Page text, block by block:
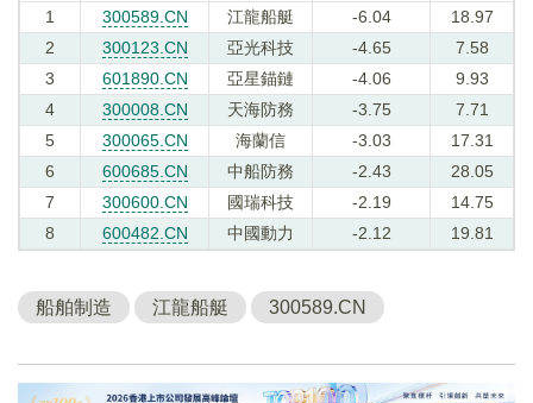
1
300589.CN 江龍船艇 -6.04
18.97
2
300123.CN 亞光科技 -4.65
7.58
3
601890.CN 亞星錨鏈 -4.06
9.93
4
300008.CN 天海防務 -3.75
7.71
5
300065.CN 海蘭信 -3.03
17.31
6
600685.CN 中船防務 -2.43
28.05
7
300600.CN 國瑞科技 -2.19
14.75
8
600482.CN 中國動力 -2.12 19.81
船舶制造 江龍船艇 300589.CN